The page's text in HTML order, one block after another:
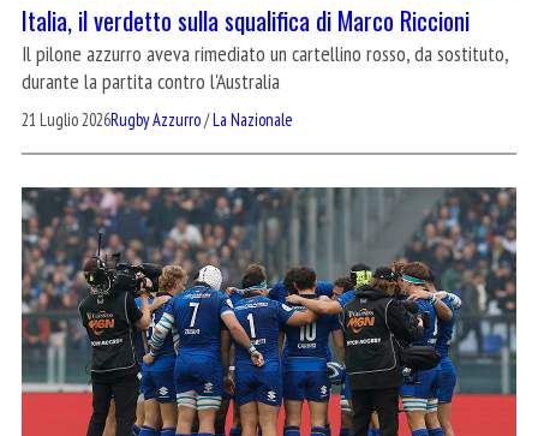
Italia, il verdetto sulla squalifica di Marco Riccioni
Il pilone azzurro aveva rimediato un cartellino rosso, da sostituto,
durante la partita contro l'Australia
21 Luglio 2026Rugby Azzurro/La Nazionale